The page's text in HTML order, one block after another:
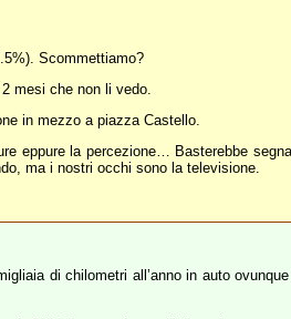
Scommettiamo?
mesi che non li vedo.
in mezzo a piazza Castello.
eppure la percezione… Basterebbe
ma i nostri occhi sono la televisione.
di chilometri all’anno in auto ovunque